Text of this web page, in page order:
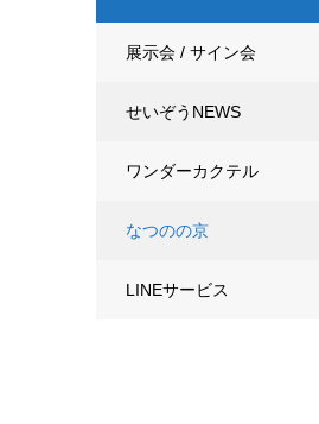
展示会 / サイン会
せいぞうNEWS
ワンダーカクテル
なつのの京
LINEサービス